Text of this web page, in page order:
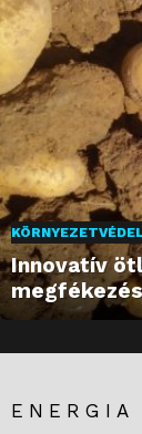
Innovatív
ENERGIA